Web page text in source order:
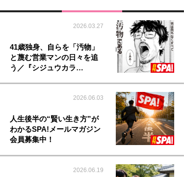
2026.03.27
41歳独身、自らを「汚物」
と蔑む営業マンの日々を追
う／『シジュウカラ…
2026.06.03
人生後半の“賢い生き方”が
わかるSPA!メールマガジン
会員募集中！
2026.06.19